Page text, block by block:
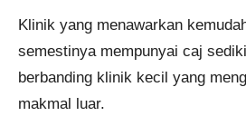
Klinik yang menawarkan
semestinya mempunyai caj
berbanding klinik kecil yang
makmal luar.